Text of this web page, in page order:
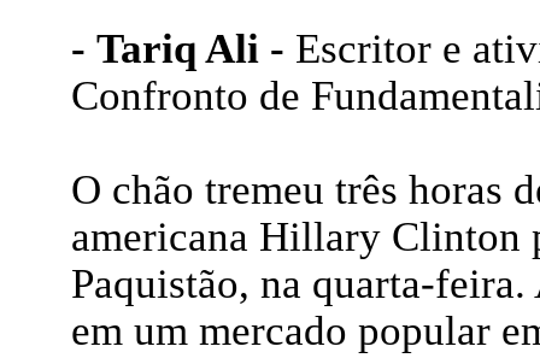
- Tariq Ali - Escritor e
Confronto de
O chão tremeu três horas
americana Hillary Clinton
Paquistão, na quarta-
em um mercado popular